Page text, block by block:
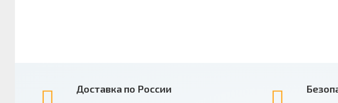
Доставка по России